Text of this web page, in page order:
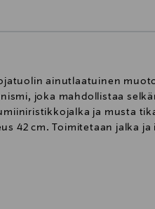
ainutlaatuinen
joka mahdollistaa
ja musta
42 cm. Toimitetaan jalka ja